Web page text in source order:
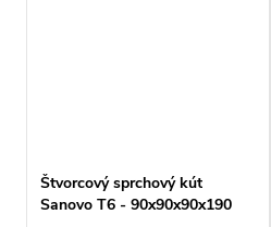
Štvorcový sprchový kút
Sanovo T6 - 90x90x90x190